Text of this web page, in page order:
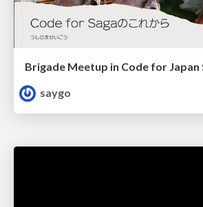
Brigade Meetup in Code for Japan
saygo